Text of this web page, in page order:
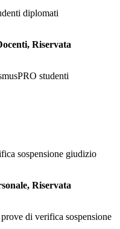
diplomati
Riservata
studenti
sospensione giudizio
Riservata
di verifica sospensione